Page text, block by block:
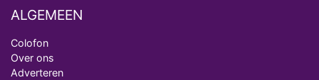
ALGEMEEN
Colofon
Over ons
Adverteren